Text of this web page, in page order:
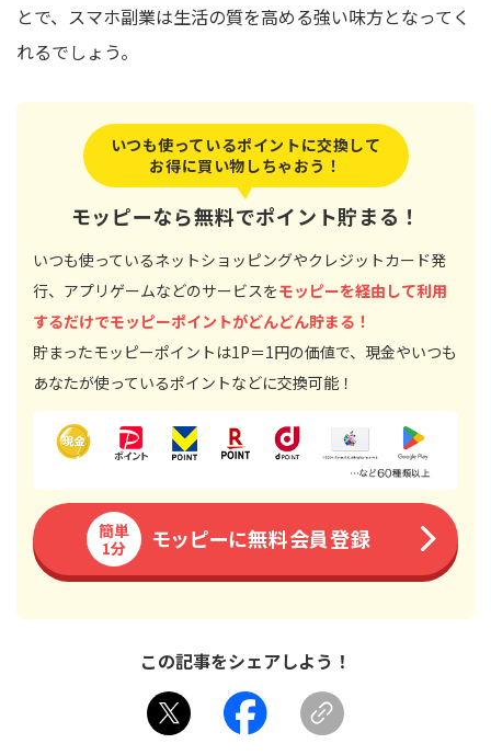
とで、スマホ副業は生活の質を高める強い味方となってく
れるでしょう。
いつも使っているポイントに交換して
お得に買い物しちゃおう！
モッピーなら無料でポイント貯まる！
いつも使っているネットショッピングやクレジットカード発
行、アプリゲームなどのサービスをモッピーを経由して利用
するだけでモッピーポイントがどんどん貯まる！
貯まったモッピーポイントは1P＝1円の価値で、現金やいつも
あなたが使っているポイントなどに交換可能！
簡単
1分
モッピーに無料会員登録
この記事をシェアしよう！